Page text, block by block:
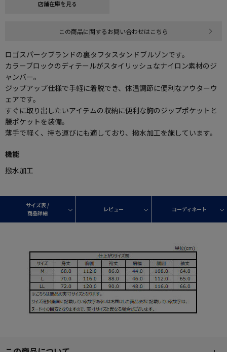
店舗在庫を見る
この商品に関するお問い合わせはこちら
ロゴスパークブランドの裏タフタスタンドブルゾンです。
カラーブロックのディテールがスタイリッシュなナイロン素材のジ
ャンバー。
ジップアップ仕様で手軽に着脱でき、体温調節に便利なアウターウ
ェアです。
すぐに取り出したいアイテムの収納に便利な胸のジップポケットと
腰ポケットを装備。
薄手で軽く、持ち運びにも適しており、撥水加工を施しています。
機能
撥水加工
サイズ表 /
商品詳細
レビュー コーディネート